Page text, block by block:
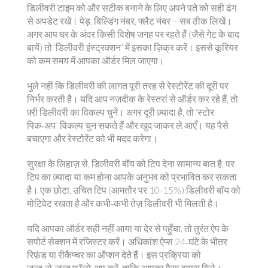
डिलीवरी टाइम को और सटीक बनाने के लिए अपने पते को सही ढंग
से अपडेट रखें। पेड़, बिल्डिंग नंबर, फ्लैट नंबर – सब ठीक लिखें।
अगर आप घर के अंदर किसी विशेष जगह पर रहते हैं (जैसे गेट के बाद
बायें) तो ‘डिलीवरी इंस्ट्रक्शन’ में इसका ज़िक्र करें। इससे कूरियर
को कम समय में आपका ऑर्डर मिल जाएगा।
भुले नहीं कि डिलीवरी की लागत पूरी तरह से रेस्टोरेंट की दूरी पर
निर्भर करती है। यदि आप नज़दीक के रेस्तरां से ऑर्डर कर रहे हैं, तो
फ़्री डिलीवरी का विकल्प चुनें। अगर दूरी ज़्यादा है, तो ‘स्टोर
पिक‑अप’ विकल्प चुन सकते हैं और खुद जाकर ले आएँ। यह पैसे
बचाएगा और रेस्टोरेंट को भी मदद करेगा।
सुरक्षा के लिहाज़ से, डिलीवरी बॉय को टिप देना सामान्य बात है, पर
टिप का ज़्यादा या कम होना आपके अनुभव को प्रभावित कर सकता
है। एक छोटा, उचित टिप (आमतौर पर 10-15%) डिलीवरी बॉय को
मोटिवेट रखता है और कभी‑कभी तेज़ डिलीवरी भी मिलती है।
यदि आपका ऑर्डर सही नहीं आया या देर से पहुँचा, तो तुरंत ऐप के
सपोर्ट सेक्शन में रजिस्टर करें। अधिकांश ऐप्स 24‑घंटे के भीतर
रिफ़ंड या रीकैप्चर का ऑप्शन देते हैं। इस प्रक्रिया को